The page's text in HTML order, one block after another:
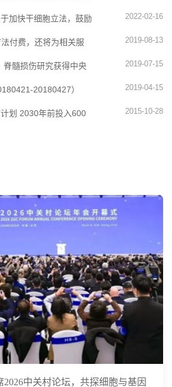
加快干细胞立法，鼓励
2022-02-16
付费，还将为相关服
2019-08-13
脊髓损伤研究获得中央
2019-07-15
20180427） 2019-04-15
划 2030年前投入600
2015-10-28
中关村论坛，共探细胞与基因